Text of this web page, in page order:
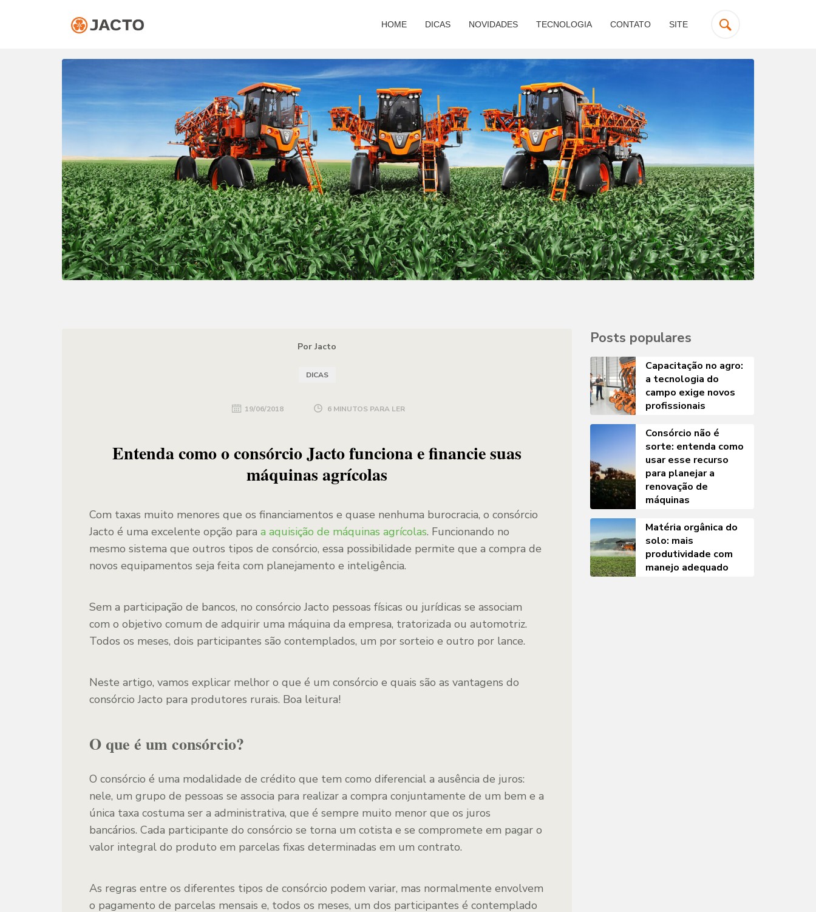
HOME DICAS NOVIDADES TECNOLOGIA CONTATO SITE
Por Jacto
DICAS
19/06/2018 6 MINUTOS PARA LER
Entenda como o consórcio Jacto funciona e financie suas
máquinas agrícolas
Com taxas muito menores que os financiamentos e quase nenhuma burocracia, o consórcio
Jacto é uma excelente opção para a aquisição de máquinas agrícolas. Funcionando no
mesmo sistema que outros tipos de consórcio, essa possibilidade permite que a compra de
novos equipamentos seja feita com planejamento e inteligência.
Sem a participação de bancos, no consórcio Jacto pessoas físicas ou jurídicas se associam
com o objetivo comum de adquirir uma máquina da empresa, tratorizada ou automotriz.
Todos os meses, dois participantes são contemplados, um por sorteio e outro por lance.
Neste artigo, vamos explicar melhor o que é um consórcio e quais são as vantagens do
consórcio Jacto para produtores rurais. Boa leitura!
O que é um consórcio?
O consórcio é uma modalidade de crédito que tem como diferencial a ausência de juros:
nele, um grupo de pessoas se associa para realizar a compra conjuntamente de um bem e a
única taxa costuma ser a administrativa, que é sempre muito menor que os juros
bancários. Cada participante do consórcio se torna um cotista e se compromete em pagar o
valor integral do produto em parcelas fixas determinadas em um contrato.
As regras entre os diferentes tipos de consórcio podem variar, mas normalmente envolvem
o pagamento de parcelas mensais e, todos os meses, um dos participantes é contemplado
Posts populares
Capacitação no agro:
a tecnologia do
campo exige novos
profissionais
Consórcio não é
sorte: entenda como
usar esse recurso
para planejar a
renovação de
máquinas
Matéria orgânica do
solo: mais
produtividade com
manejo adequado